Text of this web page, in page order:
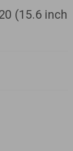
(15.6 inch